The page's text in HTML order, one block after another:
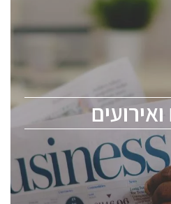
ואירועים
כולל מהנדסים,
ובכירים.
ChipEx2026 will be held
conference is intended for
semiconductor industry,
professional experts,